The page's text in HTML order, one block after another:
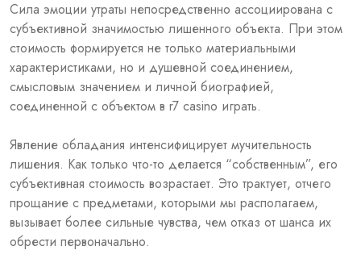
Сила эмоции утраты непосредственно ассоциирована с
субъективной значимостью лишенного объекта. При этом
стоимость формируется не только материальными
характеристиками, но и душевной соединением,
смысловым значением и личной биографией,
соединенной с объектом в r7 casino играть.
Явление обладания интенсифицирует мучительность
лишения. Как только что-то делается “собственным”, его
субъективная стоимость возрастает. Это трактует, отчего
прощание с предметами, которыми мы располагаем,
вызывает более сильные чувства, чем отказ от шанса их
обрести первоначально.